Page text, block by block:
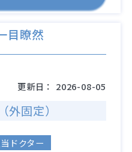
目瞭然
更新日： 2026-08-05
外固定）
ドクター